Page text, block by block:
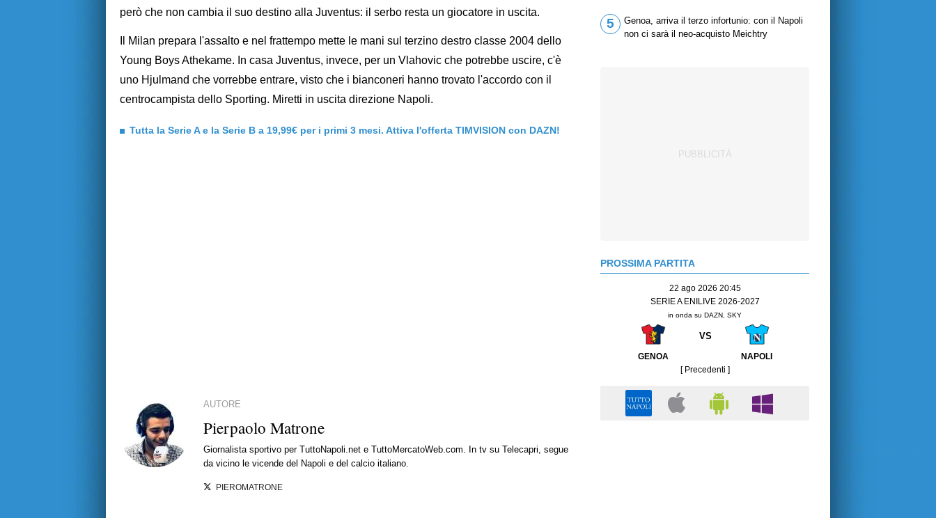
però che non cambia il suo destino alla Juventus: il serbo resta un giocatore in uscita.
Il Milan prepara l'assalto e nel frattempo mette le mani sul terzino destro classe 2004 dello
Young Boys Athekame. In casa Juventus, invece, per un Vlahovic che potrebbe uscire, c'è
uno Hjulmand che vorrebbe entrare, visto che i bianconeri hanno trovato l'accordo con il
centrocampista dello Sporting. Miretti in uscita direzione Napoli.
Tutta la Serie A e la Serie B a 19,99€ per i primi 3 mesi. Attiva l'offerta TIMVISION con DAZN!
AUTORE
Pierpaolo Matrone
Giornalista sportivo per TuttoNapoli.net e TuttoMercatoWeb.com. In tv su Telecapri, segue
da vicino le vicende del Napoli e del calcio italiano.
PIEROMATRONE
5
Genoa, arriva il terzo infortunio: con il Napoli
non ci sarà il neo-acquisto Meichtry
PROSSIMA PARTITA
22 ago 2026 20:45
SERIE A ENILIVE 2026-2027
in onda su DAZN, SKY
VS
GENOA
NAPOLI
[ Precedenti ]